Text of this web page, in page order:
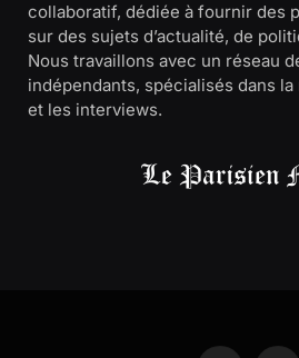
collaboratif, dédiée à fournir des
sur des sujets d’actualité, de
Nous travaillons avec un réseau
indépendants, spécialisés dans la
et les interviews.